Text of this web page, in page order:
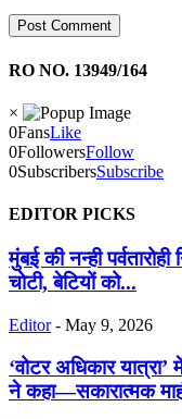
RO NO. 13949/164
×
0FansLike
0FollowersFollow
0SubscribersSubscribe
EDITOR PICKS
मुंबई की नन्ही
चोटी, बेटियों को...
Editor - May 9, 2026
‘वोटर अधिकार यात्रा’
ने कहा—सकारात्मक